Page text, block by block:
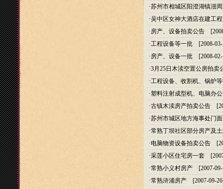
·苏州市相城区阳澄湖镇沺
·吴中区女神大酒店在建工程
·房产、设备拍卖公告
·工程设备等一批 [2008-
·房产、设备一批 [2008-
·3月25日木渎空置公房拍卖
·工程设备、收割机、锅炉
·塑料注射成型机、电脑办
·古镇木渎房产拍卖公告
·苏州市城区地方海事处门
·常熟丁坝社区部分房产及
·电脑物资设备拍卖公告
·采莲小区住宅房一套
·常熟小义村房产 [2007-
·常熟浒浦房产 [2007-09-